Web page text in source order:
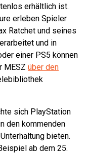
erhältlich ist.
erleben Spieler
Ratchet und seines
und in
einer PS5 können
MESZ über den
sich PlayStation
den kommenden
bieten.
ab dem 25.